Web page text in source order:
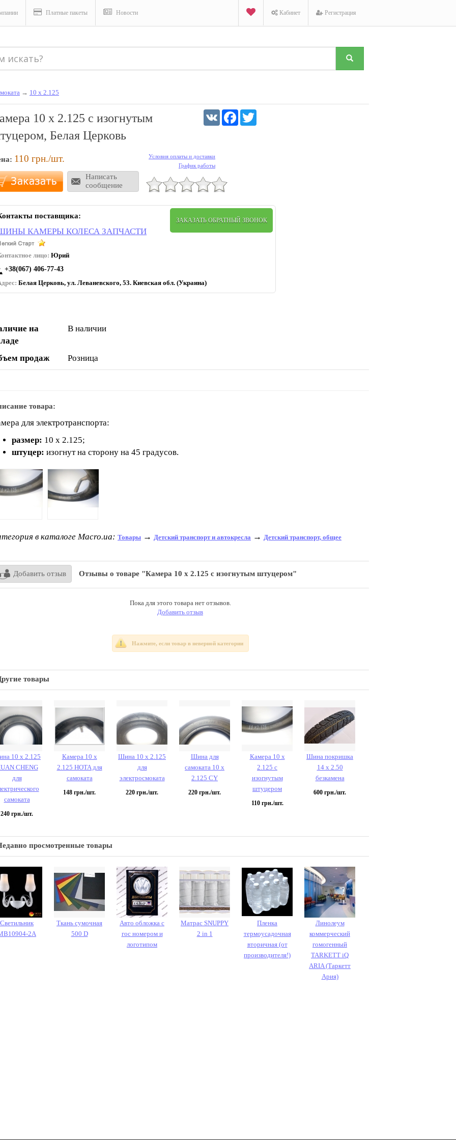
Платные пакеты Новости Кабинет Регистрация
→ 10 х 2.125
10 х 2.125 с изогнутым
Белая Церковь
110 грн./шт.
Написать
сообщение
Условия оплаты и доставки
График работы
VK Facebook
поставщика:
КАМЕРЫ КОЛЕСА ЗАПЧАСТИ
лицо: Юрий
+38(067) 406-77-43
Белая Церковь, ул. Леваневского, 53. Киевская обл. (Украина)
ЗАКАЗАТЬ ОБРАТНЫЙ ЗВОНОК
на
В наличии
продаж Розница
товара:
для электротранспорта:
размер: 10 х 2.125;
штуцер: изогнут на сторону на 45 градусов.
в каталоге Macro.ua: Товары → Детский транспорт и автокресла → Детский транспорт, общее
Добавить отзыв Отзывы о товаре "Камера 10 х 2.125 с изогнутым штуцером"
Пока для этого товара нет отзывов.
Добавить отзыв
Нажмите, если товар в неверной категории
товары
10 х 2.125
CHENG
для
самоката
240 грн./шт.
Камера 10 х
2.125 HOTA для
самоката
148 грн./шт.
Шина 10 х 2.125
для
электросмоката
220 грн./шт.
Шина для
самоката 10 х
2.125 CY
220 грн./шт.
Камера 10 х
2.125 с
изогнутым
штуцером
110грн./шт.
Шина покришка
14 х 2.50
безкамена
600 грн./шт.
просмотренные товары
Светильник
2A
Ткань сумочная
500 D
Авто обложка с
гос номером и
логотипом
Матрас SNUPPY
2 in 1
Пленка
термоусадочная
вторичная (от
производителя!)
Линолеум
коммерческий
гомогенный
TARKETT iQ
ARIA (Таркетт
Ария)